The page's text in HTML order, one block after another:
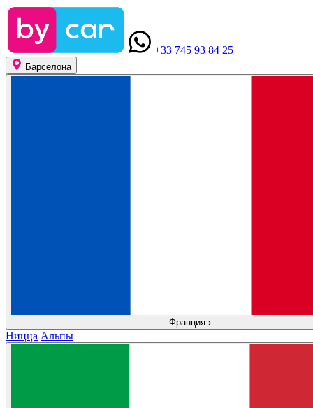
+33 745 93 84 25
Барселона
Франция ›
Ницца Альпы